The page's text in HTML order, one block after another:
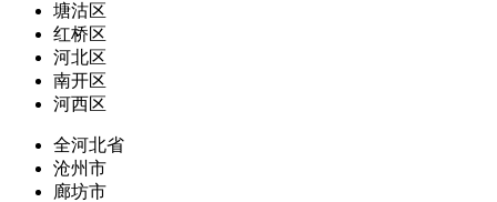
塘沽区
红桥区
河北区
南开区
河西区
全河北省
沧州市
廊坊市